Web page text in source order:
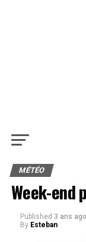
MÉTÉO
Week-end
Published 3 ans ago
By Esteban